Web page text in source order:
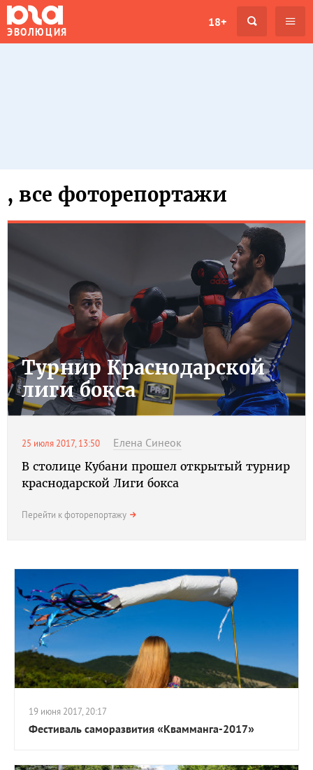
ЭВОЛЮЦИЯ
18+
, все фоторепортажи
Турнир Краснодарской
лиги бокса
25 июля 2017, 13:50
Елена Синеок
В столице Кубани прошел открытый турнир
краснодарской Лиги бокса
Перейти к фоторепортажу
19 июня 2017, 20:17
Фестиваль саморазвития «Квамманга-2017»